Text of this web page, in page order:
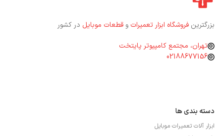
بزرگترین فروشگاه ابزار تعمیرات و قطعات موبایل در کشور
تهران، مجتمع کامپیوتر پایتخت
02188677156
دسته بندی ها
ابزار آلات تعمیرات موبایل